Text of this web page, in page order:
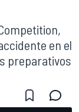
en el
preparativos